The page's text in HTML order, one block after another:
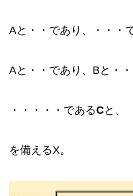
Aと・・であり、・・・
Aと・・であり、Bと・・
・・・・・であるCと、
を備えるX。